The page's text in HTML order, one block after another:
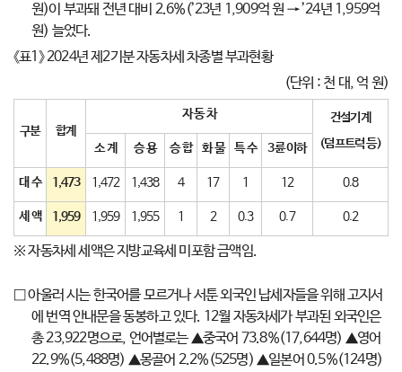
원)이 부과돼 전년 대비 2.6%(’23년 1,909억 원 → ’24년 1,959억
원) 늘었다.
《표1》 2024년 제2기분 자동차세 차종별 부과현황
(단위 : 천 대, 억 원)
구분 합계
자 동 차
건설기계
(덤프트럭 등)
소 계 승 용 승 합 화 물 특 수 3륜 이하
대 수 1,473 1,472 1,438 4 17 1 12 0.8
세 액 1,959 1,959 1,955 1 2 0.3 0.7 0.2
※ 자동차세 세액은 지방교육세 미포함 금액임.
□ 아울러 시는 한국어를 모르거나 서툰 외국인 납세자들을 위해 고지서
에 번역 안내문을 동봉하고 있다. 12월 자동차세가 부과된 외국인은
총 23,922명으로, 언어별로는 ▲중국어 73.8%(17,644명) ▲영어
22.9%(5,488명) ▲몽골어 2.2%(525명) ▲일본어 0.5%(124명)